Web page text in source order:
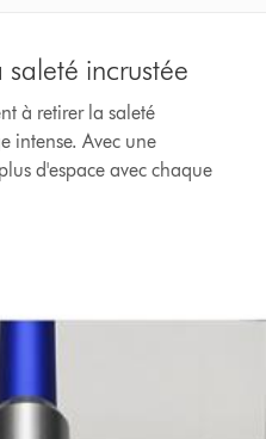
incrustée
à retirer la saleté
intense. Avec une
d'espace avec chaque